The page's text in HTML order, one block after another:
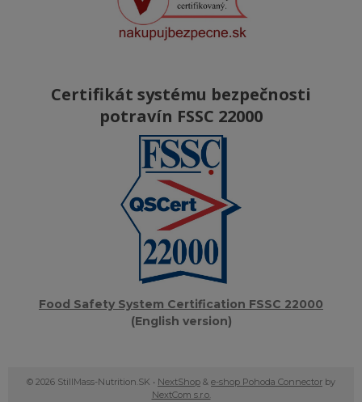
Certifikát systému bezpečnosti
potravín FSSC 22000
Food Safety System Certification FSSC 22000
(English version)
© 2026 StillMass-Nutrition.SK • NextShop & e-shop Pohoda Connector by
NextCom s.r.o.